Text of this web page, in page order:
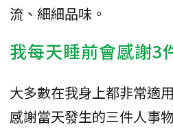
流、細細品味。
我每天睡前會感謝3
大多數在我身上都非常適
感謝當天發生的三件人事